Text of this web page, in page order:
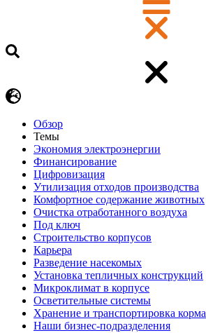
Обзор
Темы
Экономия электроэнергии
Финансирование
Цифровизация
Утилизация отходов производства
Комфортное содержание животных
Очистка отработанного воздуха
Под ключ
Строительство корпусов
Карьера
Разведение насекомых
Установка тепличных конструкций
Микроклимат в корпусе
Осветительные системы
Хранение и транспортировка корма
Наши бизнес-подразделения